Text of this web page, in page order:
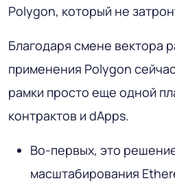
Polygon, который не
Благодаря смене вектора
применения Polygon
рамки просто еще одной
контрактов и dApps.
Во-первых, это
масштабирования